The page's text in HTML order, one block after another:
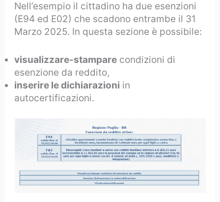
Nell’esempio il cittadino ha due esenzioni
(E94 ed E02) che scadono entrambe il 31
Marzo 2025. In questa sezione è possibile:
visualizzare-stampare condizioni di
esenzione da reddito,
inserire le dichiarazioni in
autocertificazioni.